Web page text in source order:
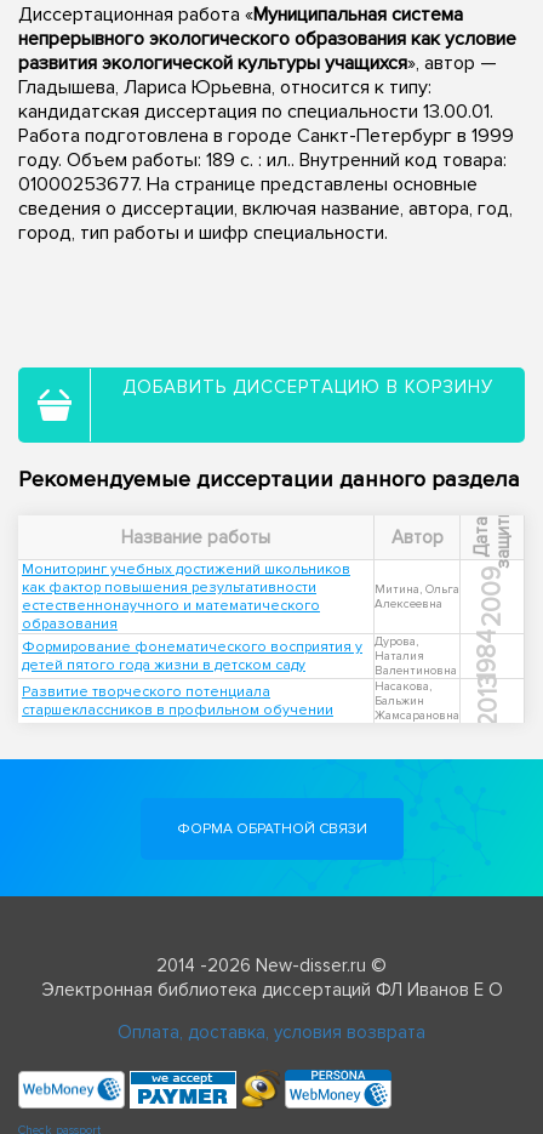
Диссертационная работа «Муниципальная система
непрерывного экологического образования как условие
развития экологической культуры учащихся», автор —
Гладышева, Лариса Юрьевна, относится к типу:
кандидатская диссертация по специальности 13.00.01.
Работа подготовлена в городе Санкт-Петербург в 1999
году. Объем работы: 189 с. : ил.. Внутренний код товара:
01000253677. На странице представлены основные
сведения о диссертации, включая название, автора, год,
город, тип работы и шифр специальности.
ДОБАВИТЬ ДИССЕРТАЦИЮ В КОРЗИНУ
Рекомендуемые диссертации данного раздела
Название работы Автор Д
а
т
а
з
а
щ
и
т ы
Мониторинг учебных достижений школьников
как фактор повышения результативности
естественнонаучного и математического
образования
Митина, Ольга
Алексеевна
2009
Формирование фонематического восприятия у
детей пятого года жизни в детском саду
Дурова,
Наталия
Валентиновна
1984
Развитие творческого потенциала
старшеклассников в профильном обучении
Насакова,
Бальжин
Жамсарановна
2013
ФОРМА ОБРАТНОЙ СВЯЗИ
2014 -2026 New-disser.ru ©
Электронная библиотека диссертаций ФЛ Иванов Е О
Оплата, доставка, условия возврата
Check passport